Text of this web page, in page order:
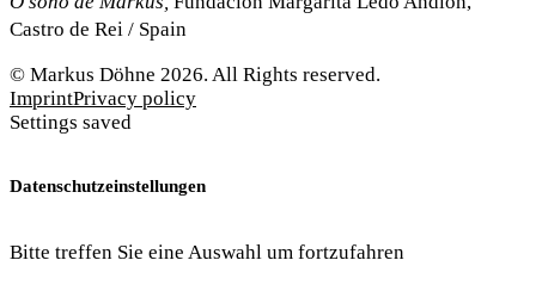
Castro de Rei / Spain
© Markus Döhne 2026. All Rights reserved.
ImprintPrivacy policy
Settings saved
Datenschutzeinstellungen
Bitte treffen Sie eine Auswahl um fortzufahren